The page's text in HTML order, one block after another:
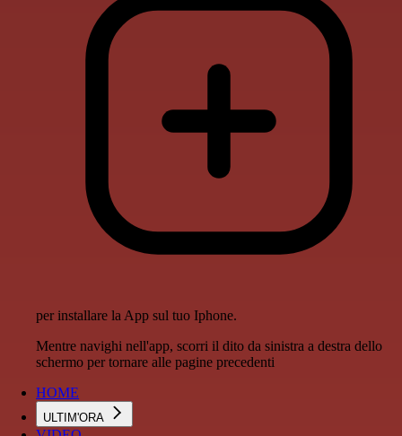
per installare la App sul tuo Iphone.
Mentre navighi nell'app, scorri il dito da sinistra a destra dello
schermo per tornare alle pagine precedenti
HOME
ULTIM'ORA